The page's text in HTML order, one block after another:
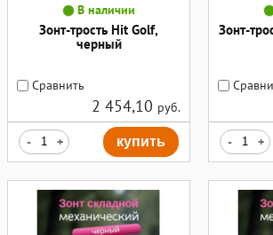
В наличии
Зонт-трость Hit Golf,
черный
Сравнить
2 454,10 руб.
- + купить
Зонт-
- +